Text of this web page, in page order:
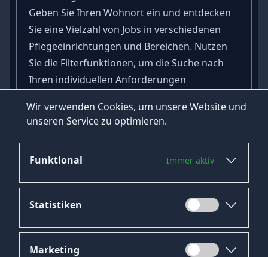
Wir verwenden Cookies, um unsere Website und
unseren Service zu optimieren.
Funktional Immer aktiv
Statistiken
Marketing
Geben Sie Ihren Wohnort ein und entdecken
Sie eine Vielzahl von Jobs in verschiedenen
Pflegeeinrichtungen und Bereichen. Nutzen
Sie die Filterfunktionen, um die Suche nach
Ihren individuellen Anforderungen
Starten Sie noch heute Ihre Karriere als
Pflegefachkraft mit HeroJob!